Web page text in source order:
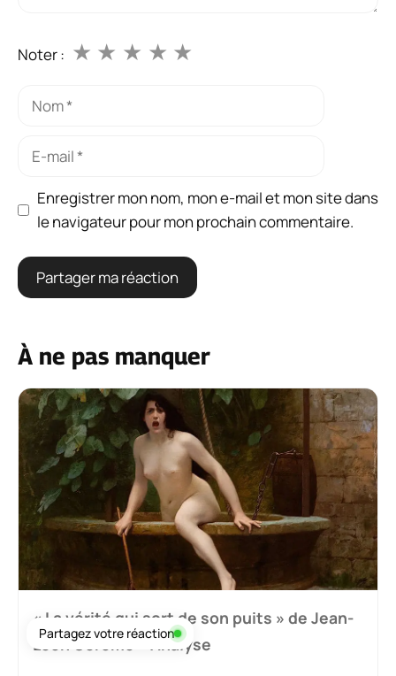
Noter : ★
★
★
★
★
Nom
Enregistrer mon nom, mon e-mail et mon site dans
le navigateur pour mon prochain commentaire.
À ne pas manquer
« La vérité qui sort de son puits » de Jean-
Léon Gérôme – Analyse
Partagez votre réaction